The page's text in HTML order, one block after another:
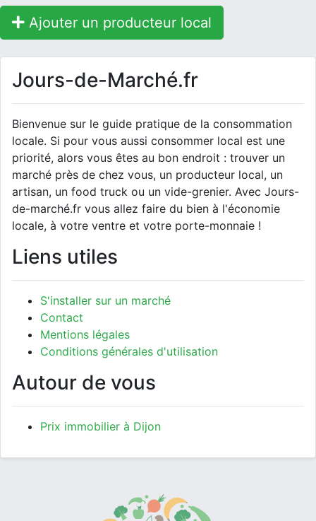
Ajouter un producteur local
Jours-de-Marché.fr
Bienvenue sur le guide pratique de la consommation
locale. Si pour vous aussi consommer local est une
priorité, alors vous êtes au bon endroit : trouver un
marché près de chez vous, un producteur local, un
artisan, un food truck ou un vide-grenier. Avec Jours-
de-marché.fr vous allez faire du bien à l'économie
locale, à votre ventre et votre porte-monnaie !
Liens utiles
S'installer sur un marché
Contact
Mentions légales
Conditions générales d'utilisation
Autour de vous
Prix immobilier à Dijon